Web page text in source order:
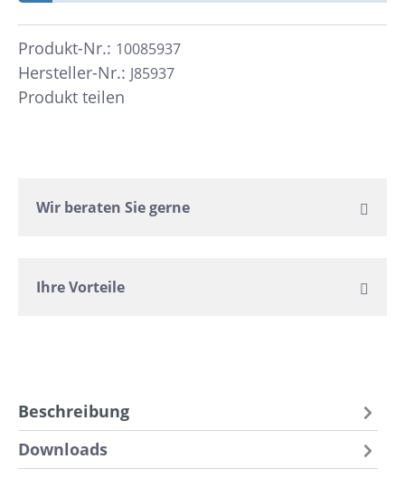
Hersteller-Nr.: J85937
Produkt-Nr.: 10085937
Produkt teilen
Wir beraten Sie gerne
Ihre Vorteile
Beschreibung
Downloads